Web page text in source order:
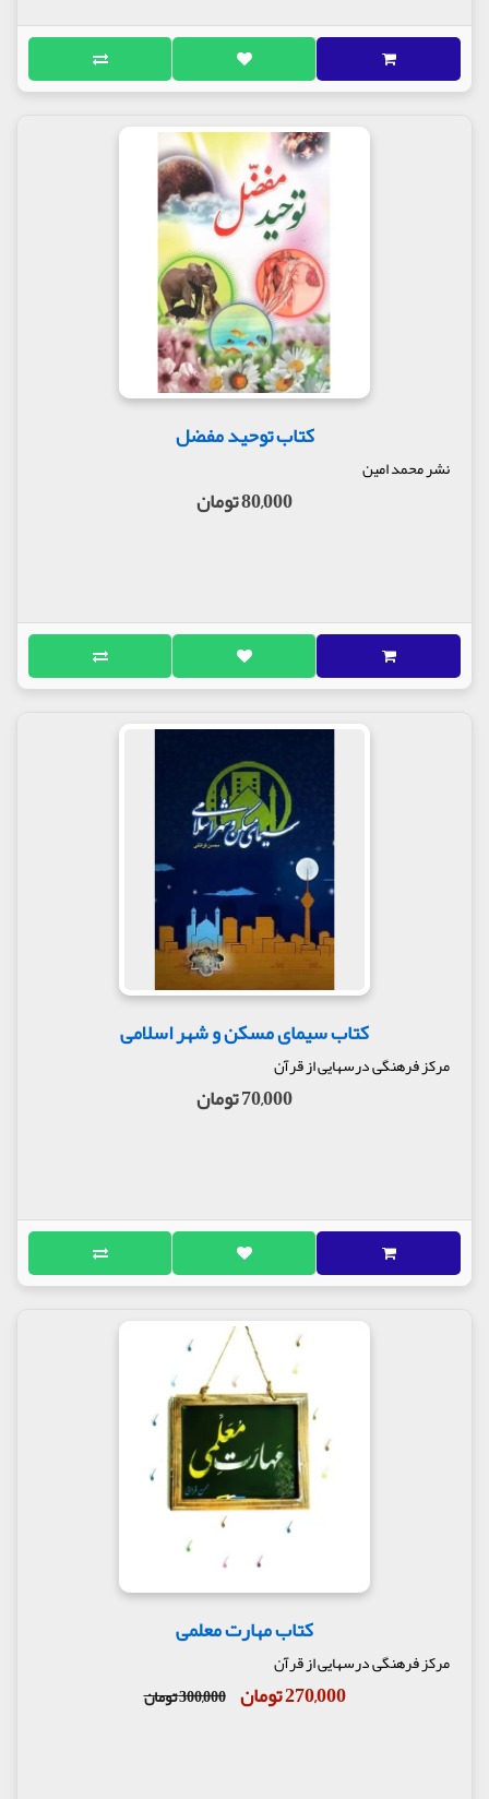
کتاب توحید مفضل
نشر محمد امین
80,000 تومان
کتاب سیمای مسکن و شهر اسلامی
مرکز فرهنگی درسهایی از قرآن
70,000 تومان
کتاب مهارت معلمی
مرکز فرهنگی درسهایی از قرآن
270,000 تومان 300,000 تومان